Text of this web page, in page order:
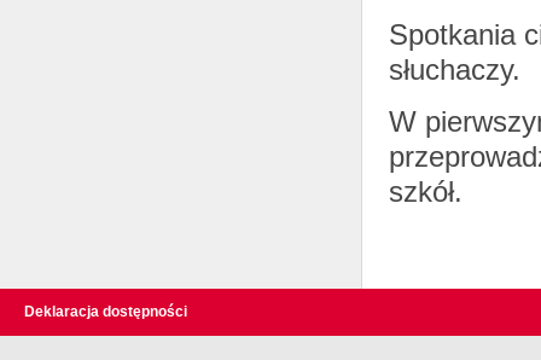
Spotkania
słuchaczy.
W
szkół.
Deklaracja dostępności